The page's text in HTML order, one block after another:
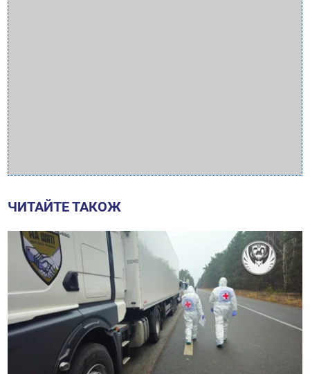
ЧИТАЙТЕ ТАКОЖ